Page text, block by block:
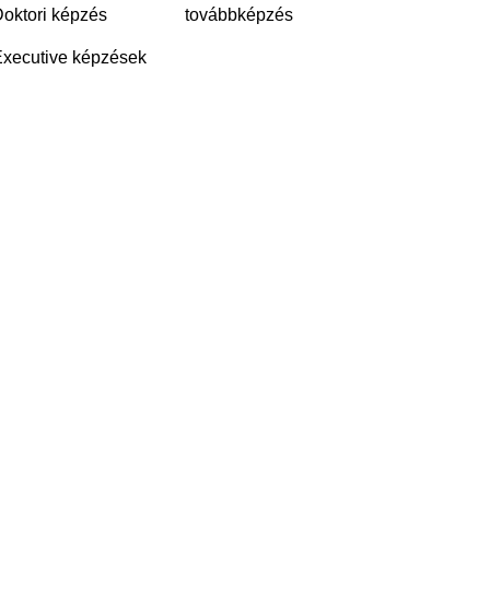
képzés
képzések
továbbképzés